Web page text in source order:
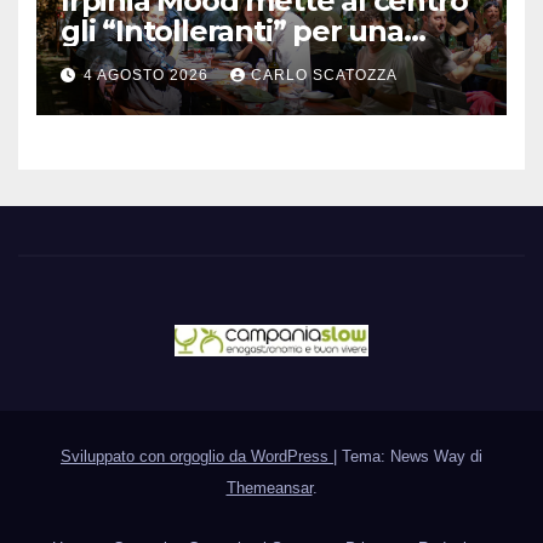
gli “Intolleranti” per una
rivoluzione sostenibile del
cibo
4 AGOSTO 2026 CARLO SCATOZZA
Sviluppato con orgoglio da WordPress
Tema: News Way di
Themeansar.